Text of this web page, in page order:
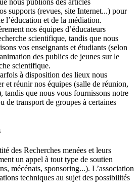
supports (revues, site Internet...) pour
l’éducation et de la médiation.
nos équipes d’éducateurs
scientifique, tandis que nous
vos enseignants et étudiants (selon
des publics de jeunes sur le
scientifique.
à disposition des lieux nous
et réunir nos équipes (salle de réunion,
tandis que nous vous fournissons notre
de transport de groupes à certaines
des Recherches menées et leurs
un appel à tout type de soutien
mécénats, sponsoring...). L’association
techniques au sujet des possibilités